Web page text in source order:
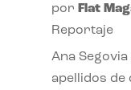
por Flat
Reportaje
Ana
apellidos de